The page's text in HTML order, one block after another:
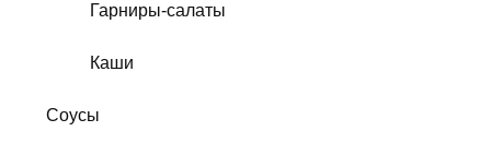
Гарниры-салаты
Каши
Соусы